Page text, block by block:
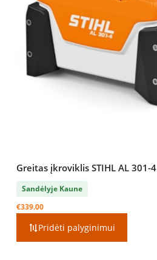
Greitas įkroviklis STIHL AL 301-4
Sandėlyje Kaune
€339.00
Pridėti palyginimui